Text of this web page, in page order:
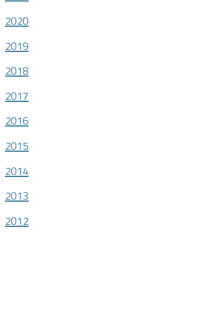
2020
2019
2018
2017
2016
2015
2014
2013
2012